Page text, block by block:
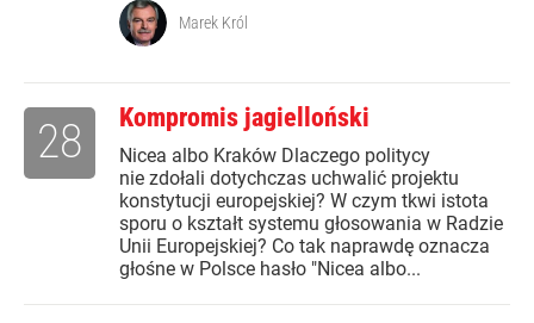
Marek Król
Kompromis jagielloński
Nicea albo Kraków Dlaczego politycy
nie zdołali dotychczas uchwalić projektu
konstytucji europejskiej? W czym tkwi istota
sporu o kształt systemu głosowania w Radzie
Unii Europejskiej? Co tak naprawdę oznacza
głośne w Polsce hasło "Nicea albo...
28